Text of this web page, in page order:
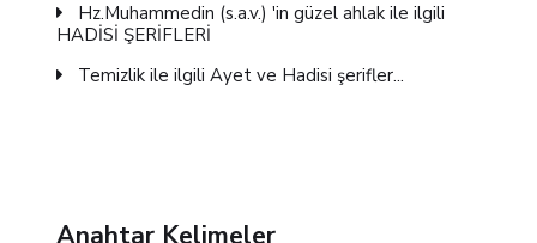
Hz.Muhammedin (s.a.v.) 'in güzel ahlak ile ilgili
HADİSİ ŞERİFLERİ
Temizlik ile ilgili Ayet ve Hadisi şerifler...
Anahtar Kelimeler